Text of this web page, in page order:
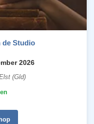
de Studio
2026
(Gld)